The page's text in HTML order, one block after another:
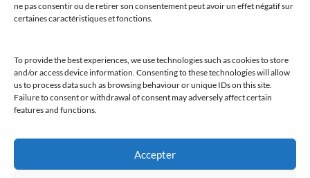
ne pas consentir ou de retirer son consentement peut avoir un effet négatif sur
certaines caractéristiques et fonctions.
To provide the best experiences, we use technologies such as cookies to store
and/or access device information. Consenting to these technologies will allow
us to process data such as browsing behaviour or unique IDs on this site.
Failure to consent or withdrawal of consent may adversely affect certain
features and functions.
Accepter
@clubamilcar
LUXURY SELECTIONS BY CLUB AMILCAR